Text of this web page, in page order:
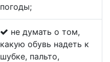
погоды;
не думать о том,
какую обувь надеть к
шубке, пальто,